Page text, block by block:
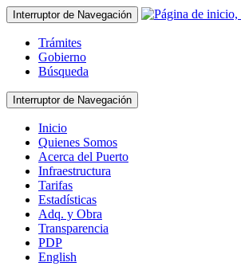
Interruptor de Navegación
Trámites
Gobierno
Búsqueda
Interruptor de Navegación
Inicio
Quienes Somos
Acerca del Puerto
Infraestructura
Tarifas
Estadísticas
Adq. y Obra
Transparencia
PDP
English